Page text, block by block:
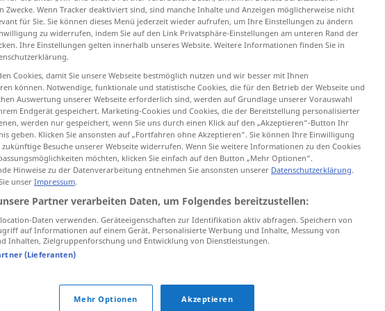
unnormal anormal
für "unnormal"
geprüft)
Zwecke. Wenn Tracker deaktiviert sind, sind manche Inhalte und Anzeigen möglicherweise nicht
für Sie. Sie können dieses Menü jederzeit wieder aufrufen, um Ihre Einstellungen zu ändern
zu widerrufen, indem Sie auf den Link Privatsphäre-Einstellungen am unteren Rand der
Ihre Einstellungen gelten innerhalb unseres Website. Weitere Informationen finden Sie in
Cookies, damit Sie unsere Webseite bestmöglich nutzen und wir besser mit Ihnen
können. Notwendige, funktionale und statistische Cookies, die für den Betrieb der Webseite und
Auswertung unserer Webseite erforderlich sind, werden auf Grundlage unserer Vorauswahl
Endgerät gespeichert. Marketing-Cookies und Cookies, die der Bereitstellung personalisierter
werden nur gespeichert, wenn Sie uns durch einen Klick auf den „Akzeptieren“-Button Ihr
geben. Klicken Sie ansonsten auf „Fortfahren ohne Akzeptieren“. Sie können Ihre Einwilligung
Besuche unserer Webseite widerrufen. Wenn Sie weitere Informationen zu den Cookies
möchten, klicken Sie einfach auf den Button „Mehr Optionen“.
Hinweise zu der Datenverarbeitung entnehmen Sie ansonsten unserer Datenschutzerklärung.
unser Impressum.
Partner verarbeiten Daten, um Folgendes bereitzustellen:
Daten verwenden. Geräteeigenschaften zur Identifikation aktiv abfragen. Speichern von
auf Informationen auf einem Gerät. Personalisierte Werbung und Inhalte, Messung von
Inhalten, Zielgruppenforschung und Entwicklung von Dienstleistungen.
(Lieferanten)
Mehr Optionen Akzeptieren